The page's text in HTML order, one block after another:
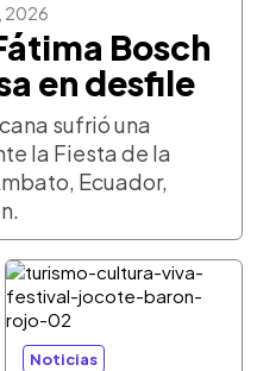
2026
Bosch
en desfile
sufrió una
la Fiesta de la
Ecuador,
Noticias